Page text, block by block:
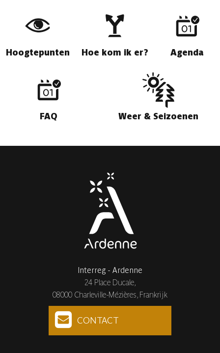
Hoogtepunten Hoe kom ik er? Agenda
FAQ Weer & Seizoenen
Interreg - Ardenne
24 Place Ducale,
08000 Charleville-Mézières, Frankrijk
CONTACT